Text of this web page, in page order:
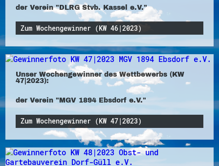
der Verein "DLRG Stvb. Kassel e.V."
Zum Wochengewinner (KW 46|2023)
Unser Wochengewinner des Wettbewerbs (KW
47|2023):
der Verein "MGV 1894 Ebsdorf e.V."
Zum Wochengewinner (KW 47|2023)